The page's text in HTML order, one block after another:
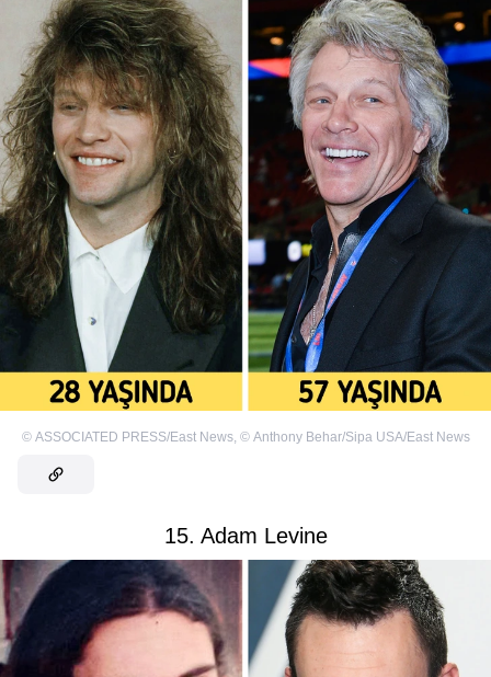
© ASSOCIATED PRESS/East News, © Anthony Behar/Sipa USA/East News
15. Adam Levine